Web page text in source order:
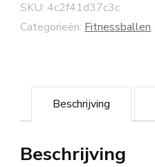
SKU: 4c2f41d37c3c
Categorieën: Fitnessballen,
Beschrijving
Beschrijving